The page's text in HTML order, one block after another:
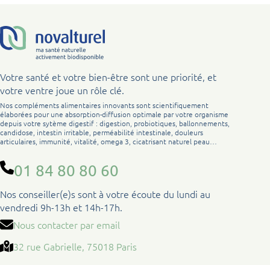
Votre santé et votre bien-être sont une priorité, et
votre ventre joue un rôle clé.
Nos compléments alimentaires innovants sont scientifiquement
élaborées pour une absorption-diffusion optimale par votre organisme
depuis votre sytème digestif : digestion, probiotiques, ballonnements,
candidose, intestin irritable, perméabilité intestinale, douleurs
articulaires, immunité, vitalité, omega 3, cicatrisant naturel peau…
01 84 80 80 60
Nos conseiller(e)s sont à votre écoute du lundi au
vendredi 9h-13h et 14h-17h.
Nous contacter par email
32 rue Gabrielle, 75018 Paris